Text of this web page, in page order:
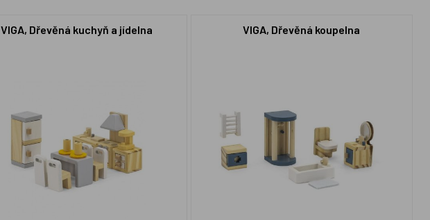
VIGA, Dřevěná kuchyň a jídelna VIGA, Dřevěná koupelna